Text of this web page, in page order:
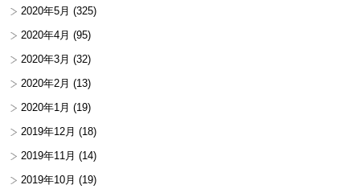
2020年5月 (325)
2020年4月 (95)
2020年3月 (32)
2020年2月 (13)
2020年1月 (19)
2019年12月 (18)
2019年11月 (14)
2019年10月 (19)